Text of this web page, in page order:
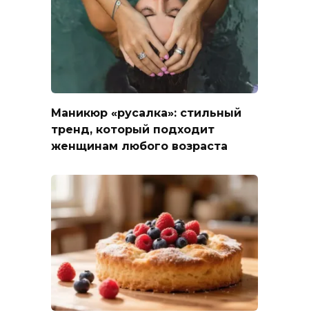
Маникюр «русалка»: стильный
тренд, который подходит
женщинам любого возраста